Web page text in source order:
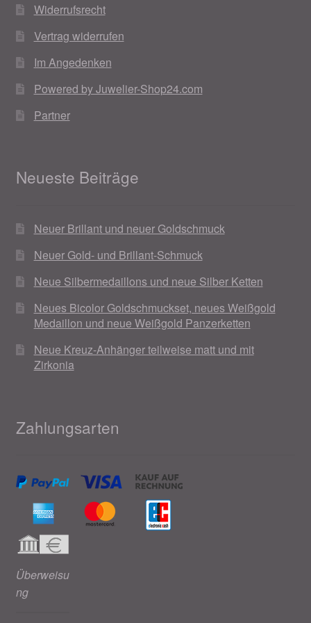
Widerrufsrecht
Vertrag widerrufen
Im Angedenken
Powered by Juwelier-Shop24.com
Partner
Neueste Beiträge
Neuer Brillant und neuer Goldschmuck
Neuer Gold- und Brillant-Schmuck
Neue Silbermedaillons und neue Silber Ketten
Neues Bicolor Goldschmuckset, neues Weißgold
Medaillon und neue Weißgold Panzerketten
Neue Kreuz-Anhänger teilweise matt und mit
Zirkonia
Zahlungsarten
Überweisu
ng